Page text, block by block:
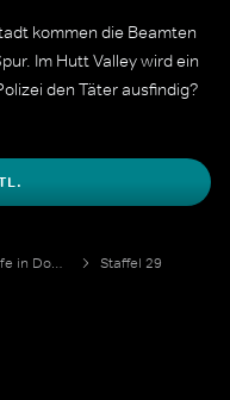
kommen die Beamten
Im Hutt Valley wird ein
den Täter ausfindig?
Police Ten 7 - Auf Streife in Down Under
Staffel 29